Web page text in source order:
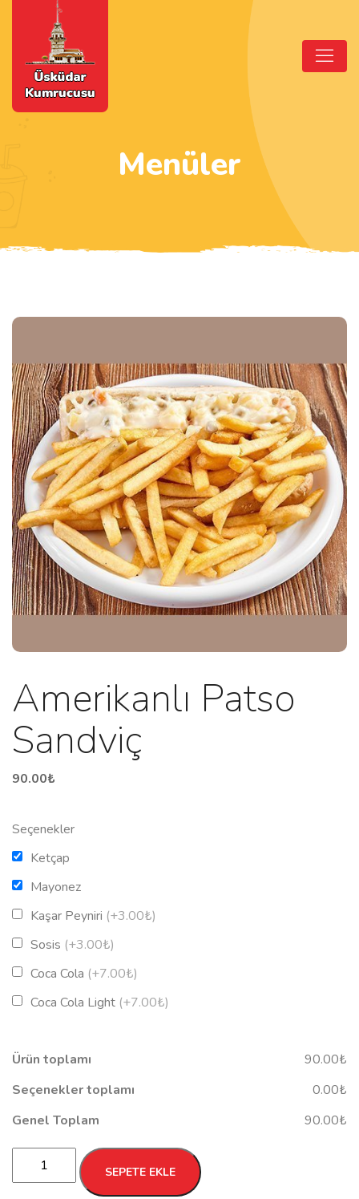
Menüler
Amerikanlı Patso
Sandviç
90.00₺
Seçenekler
Ketçap
Mayonez
Kaşar Peyniri (+3.00₺)
Sosis (+3.00₺)
Coca Cola (+7.00₺)
Coca Cola Light (+7.00₺)
Ürün toplamı
90.00₺
Seçenekler toplamı
0.00₺
Genel Toplam
90.00₺
Amerikanlı
Patso
SEPETE EKLE